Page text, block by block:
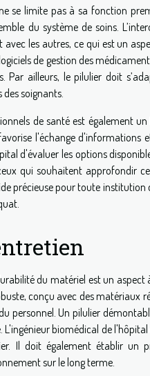
se limite pas à sa fonction
du système de soins.
les autres, ce qui est un
de gestion des
Par ailleurs, le pilulier doit
soignants.
de santé est également
l'échange d'informations
d'évaluer les options
qui souhaitent approfondir
précieuse pour toute
du matériel est un
conçu avec des
personnel. Un pilulier
L'ingénieur biomédical de
Il doit également établir un
sur le long terme.